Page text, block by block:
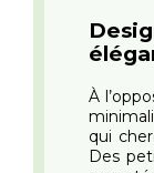
À
qui
Des